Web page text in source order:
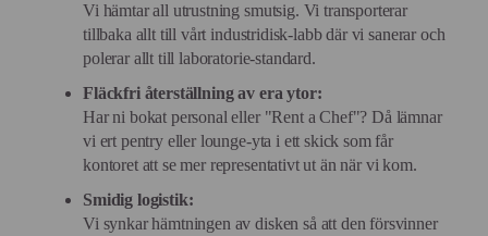
Vi hämtar all utrustning smutsig. Vi transporterar
tillbaka allt till vårt industridisk-labb där vi sanerar och
polerar allt till laboratorie-standard.
Fläckfri återställning av era ytor:
Har ni bokat personal eller "Rent a Chef"? Då lämnar
vi ert pentry eller lounge-yta i ett skick som får
kontoret att se mer representativt ut än när vi kom.
Smidig logistik:
Vi synkar hämtningen av disken så att den försvinner